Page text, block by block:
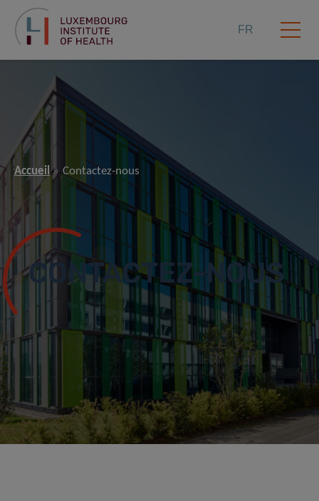
FR
Accueil Contactez-nous
CONTACTEZ-NOUS